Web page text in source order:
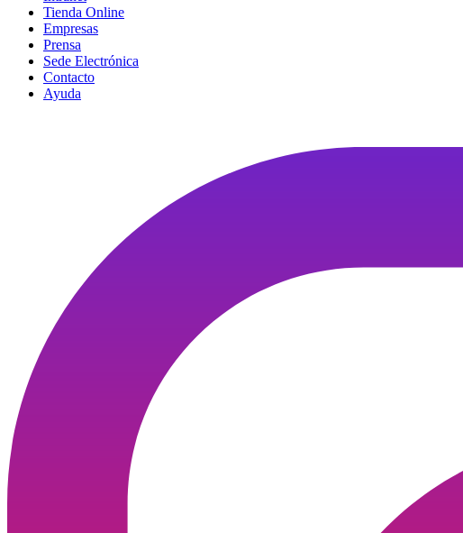
Tienda Online
Empresas
Prensa
Sede Electrónica
Contacto
Ayuda